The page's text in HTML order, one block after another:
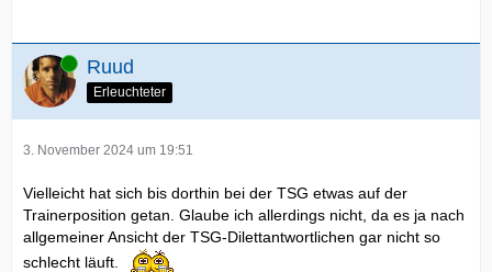
Online Ruud
Erleuchteter
3. November 2024 um 19:51
Vielleicht hat sich bis dorthin bei der TSG etwas auf der
Trainerposition getan. Glaube ich allerdings nicht, da es ja nach
allgemeiner Ansicht der TSG-Dilettantwortlichen gar nicht so
schlecht läuft.